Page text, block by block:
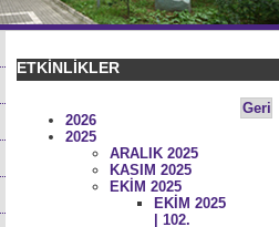
ETKİNLİKLER
Geri
2026
2025
ARALIK 2025
KASIM 2025
EKİM 2025
EKİM 2025
| 102.